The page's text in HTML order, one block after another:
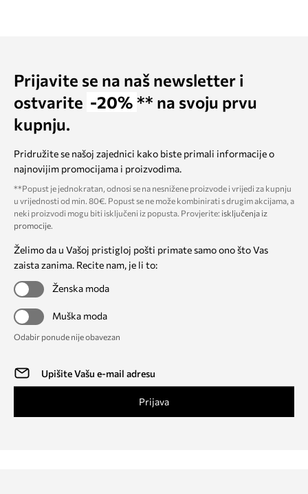
Prijavite se na naš newsletter i
ostvarite -20% ** na svoju prvu
kupnju.
Pridružite se našoj zajednici kako biste primali informacije o
najnovijim promocijama i proizvodima.
**Popust je jednokratan, odnosi se na nesnižene proizvode i vrijedi za kupnju
u vrijednosti od min. 80€. Popust se ne može kombinirati s drugim akcijama, a
neki proizvodi mogu biti isključeni iz popusta. Provjerite: isključenja iz
promocije.
Želimo da u Vašoj pristigloj pošti primate samo ono što Vas
zaista zanima. Recite nam, je li to:
Ženska moda
Muška moda
Odabir ponude nije obavezan
Prijava